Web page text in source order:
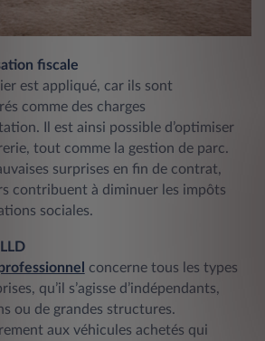
fiscale
est appliqué, car ils sont
comme des charges
Il est ainsi possible d’optimiser
tout comme la gestion de parc.
surprises en fin de contrat,
contribuent à diminuer les impôts
sociales.
concerne tous les types
qu’il s’agisse d’indépendants,
ou de grandes structures.
aux véhicules achetés qui